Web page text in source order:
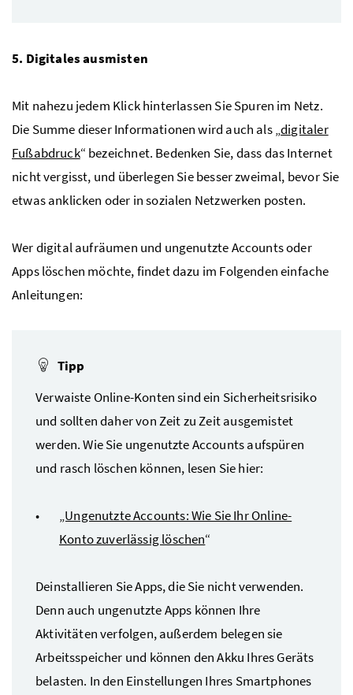
5. Digitales ausmisten
Mit nahezu jedem Klick hinterlassen Sie Spuren im Netz.
Die Summe dieser Informationen wird auch als „digitaler
Fußabdruck“ bezeichnet. Bedenken Sie, dass das Internet
nicht vergisst, und überlegen Sie besser zweimal, bevor Sie
etwas anklicken oder in sozialen Netzwerken posten.
Wer digital aufräumen und ungenutzte Accounts oder
Apps löschen möchte, findet dazu im Folgenden einfache
Anleitungen:
Tipp
Verwaiste Online-Konten sind ein Sicherheitsrisiko
und sollten daher von Zeit zu Zeit ausgemistet
werden. Wie Sie ungenutzte Accounts aufspüren
und rasch löschen können, lesen Sie hier:
„Ungenutzte Accounts: Wie Sie Ihr Online-
Konto zuverlässig löschen“
Deinstallieren Sie Apps, die Sie nicht verwenden.
Denn auch ungenutzte Apps können Ihre
Aktivitäten verfolgen, außerdem belegen sie
Arbeitsspeicher und können den Akku Ihres Geräts
belasten. In den Einstellungen Ihres Smartphones